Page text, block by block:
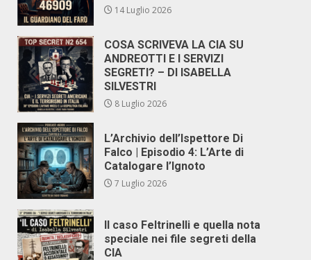
14 Luglio 2026
COSA SCRIVEVA LA CIA SU
ANDREOTTI E I SERVIZI
SEGRETI? – DI ISABELLA
SILVESTRI
8 Luglio 2026
L’Archivio dell’Ispettore Di
Falco | Episodio 4: L’Arte di
Catalogare l’Ignoto
7 Luglio 2026
Il caso Feltrinelli e quella nota
speciale nei file segreti della
CIA